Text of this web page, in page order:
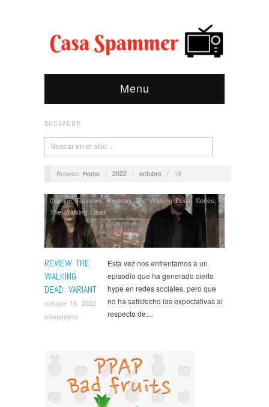
Menu
BUSCADOR
Browse: Home / 2022 / octubre / 18
REVIEW THE
WALKING
DEAD: VARIANT
octubre 18, 2022
mlagetejero
Opinión,Reviews,Reviews The Walking Dead, Series,
The Walking Dead
Esta vez nos enfrentamos a un
episodio que ha generado cierto
hype en redes sociales, pero que
no ha satisfecho las expectativas al
respecto de…